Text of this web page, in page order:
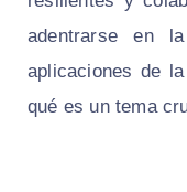
adentrarse en
aplicaciones de
qué es un tema